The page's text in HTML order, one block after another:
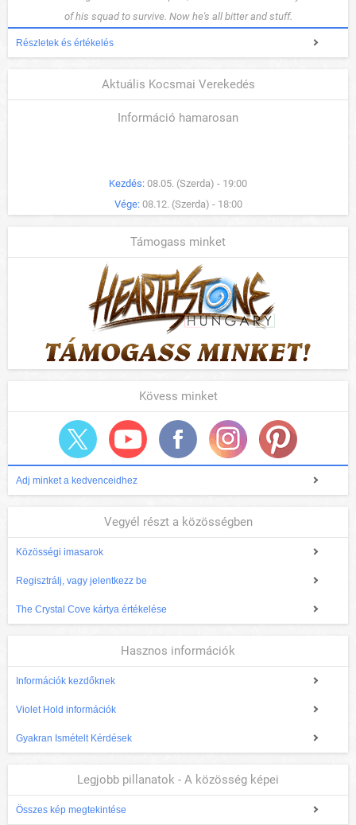
of his squad to survive. Now he's all bitter and stuff.
Részletek és értékelés
Aktuális Kocsmai Verekedés
Információ hamarosan
Kezdés: 08.05. (Szerda) - 19:00
Vége: 08.12. (Szerda) - 18:00
Támogass minket
Kövess minket
Adj minket a kedvenceidhez
Vegyél részt a közösségben
Közösségi imasarok
Regisztrálj, vagy jelentkezz be
The Crystal Cove kártya értékelése
Hasznos információk
Információk kezdőknek
Violet Hold információk
Gyakran Ismételt Kérdések
Legjobb pillanatok - A közösség képei
Összes kép megtekintése